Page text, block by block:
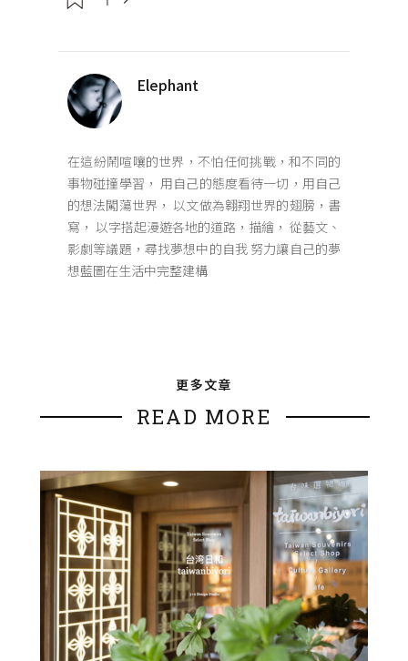
Elephant
在這紛鬧喧嚷的世界，不怕任何挑戰，和不同的
事物碰撞學習， 用自己的態度看待一切，用自己
的想法闖蕩世界， 以文做為翱翔世界的翅膀，書
寫， 以字搭起漫遊各地的道路，描繪， 從藝文、
影劇等議題，尋找夢想中的自我 努力讓自己的夢
想藍圖在生活中完整建構
更多文章
READ MORE